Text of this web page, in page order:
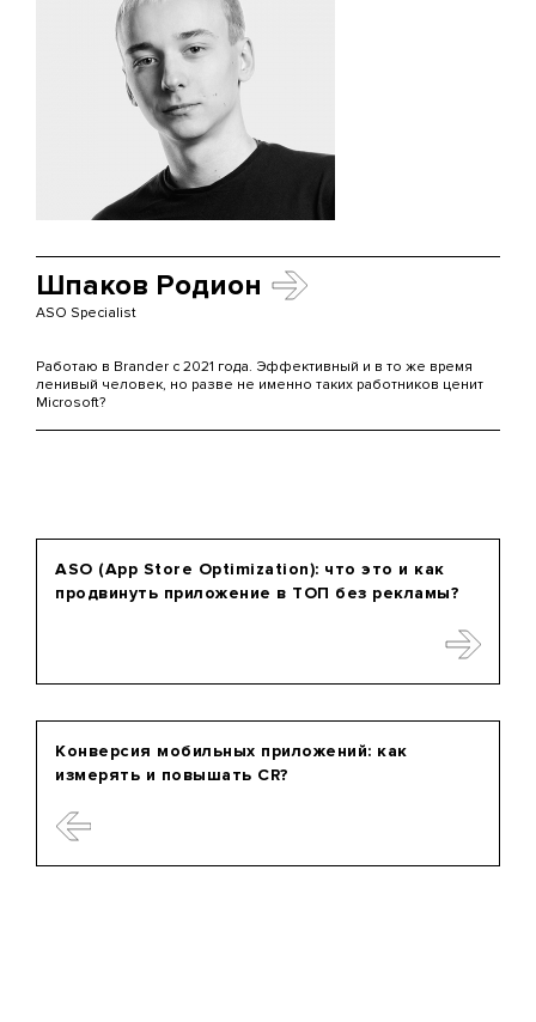
Шпаков Родион
ASO Specialist
Работаю в Brander с 2021 года. Эффективный и в то же время
ленивый человек, но разве не именно таких работников ценит
Microsoft?
Конверсия мобильных приложений: как
измерять и повышать CR?
ASO (App Store Optimization): что это и как
продвинуть приложение в ТОП без рекламы?